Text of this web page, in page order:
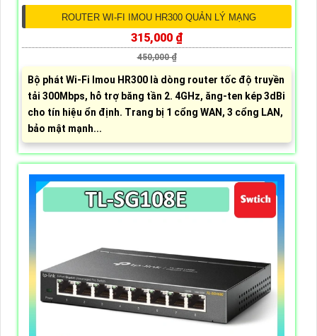
ROUTER WI-FI IMOU HR300 QUẢN LÝ MẠNG
315,000 ₫
450,000 ₫
Bộ phát Wi-Fi Imou HR300 là dòng router tốc độ truyền
tải 300Mbps, hỗ trợ băng tần 2. 4GHz, ăng-ten kép 3dBi
cho tín hiệu ổn định. Trang bị 1 cổng WAN, 3 cổng LAN,
bảo mật mạnh...